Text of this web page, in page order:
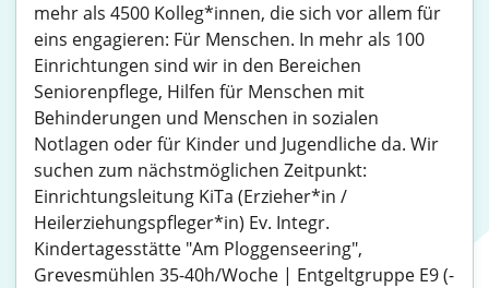
mehr als 4500 Kolleg*innen, die sich vor allem für
eins engagieren: Für Menschen. In mehr als 100
Einrichtungen sind wir in den Bereichen
Seniorenpflege, Hilfen für Menschen mit
Behinderungen und Menschen in sozialen
Notlagen oder für Kinder und Jugendliche da. Wir
suchen zum nächstmöglichen Zeitpunkt:
Einrichtungsleitung KiTa (Erzieher*in /
Heilerziehungspfleger*in) Ev. Integr.
Kindertagesstätte "Am Ploggenseering",
Grevesmühlen 35-40h/Woche | Entgeltgruppe E9 (-